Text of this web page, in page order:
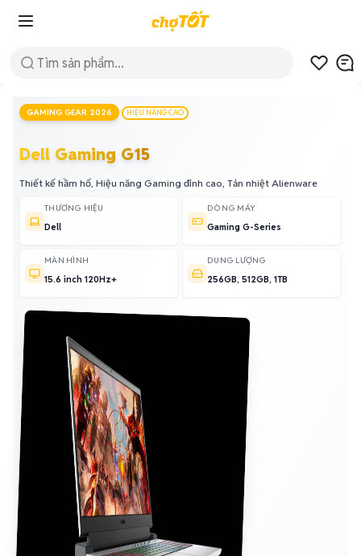
GAMING GEAR 2026 HIỆU NĂNG CAO
Dell Gaming G15
Thiết kế hầm hố, Hiệu năng Gaming đỉnh cao, Tản nhiệt Alienware
THƯƠNG HIỆU
Dell
DÒNG MÁY
Gaming G-Series
MÀN HÌNH
15.6 inch 120Hz+
DUNG LƯỢNG
256GB, 512GB, 1TB